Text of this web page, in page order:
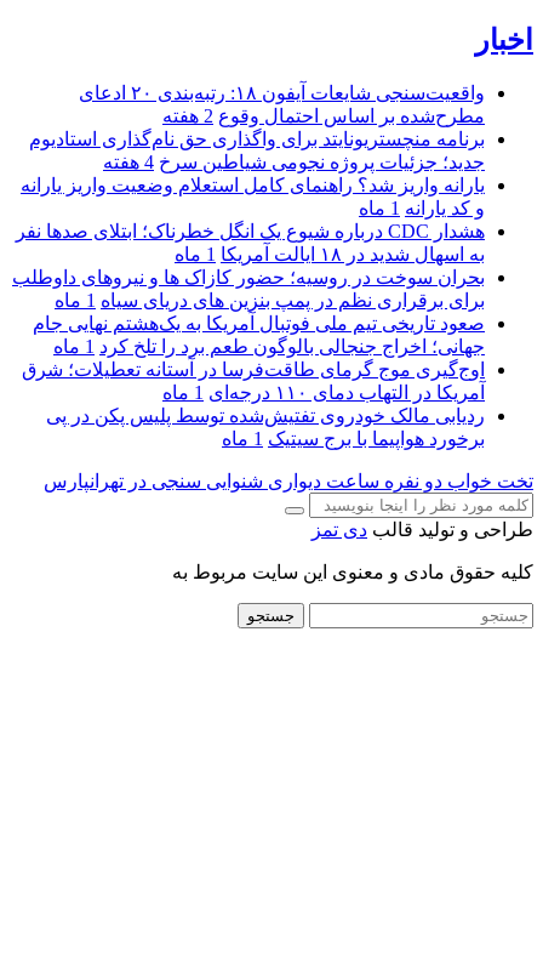
اخبار
واقعیت‌سنجی شایعات آیفون ۱۸: رتبه‌بندی ۲۰ ادعای
مطرح‌شده بر اساس احتمال وقوع 2 هفته
برنامه منچستریونایتد برای واگذاری حق نام‌گذاری استادیوم
جدید؛ جزئیات پروژه نجومی شیاطین سرخ 4 هفته
یارانه واریز شد؟ راهنمای کامل استعلام وضعیت واریز یارانه
و کد یارانه 1 ماه
هشدار CDC درباره شیوع یک انگل خطرناک؛ ابتلای صدها نفر
به اسهال شدید در ۱۸ ایالت آمریکا
1 ماه
بحران سوخت در روسیه؛ حضور کازاک‌ ها و نیروهای داوطلب
برای برقراری نظم در پمپ بنزین‌ های دریای سیاه 1 ماه
صعود تاریخی تیم ملی فوتبال آمریکا به یک‌هشتم نهایی جام
جهانی؛ اخراج جنجالی بالوگون طعم برد را تلخ کرد 1 ماه
اوج‌گیری موج گرمای طاقت‌فرسا در آستانه تعطیلات؛ شرق
آمریکا در التهاب دمای ۱۱۰ درجه‌ای
1 ماه
ردیابی مالک خودروی تفتیش‌شده توسط پلیس پکن در پی
برخورد هواپیما با برج سیتیک 1 ماه
تخت خواب دو نفره ساعت دیواری شنوایی سنجی در تهرانپارس
طراحی و تولید قالب دی تمز
کلیه حقوق مادی و معنوی این سایت مربوط به
جستجو